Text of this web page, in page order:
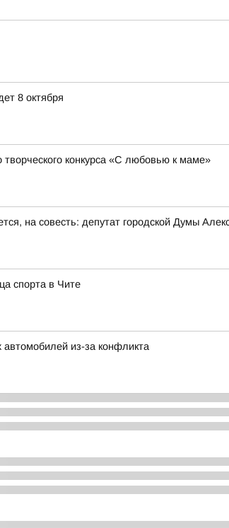
8 октября
конкурса «С любовью к маме»
на совесть: депутат городской Думы
спорта в Чите
из-за конфликта